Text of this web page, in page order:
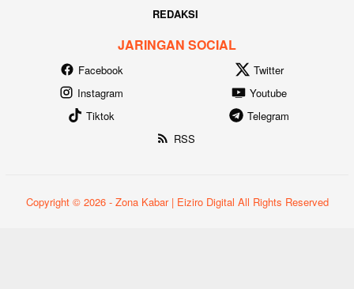
REDAKSI
JARINGAN SOCIAL
Facebook
Twitter
Instagram
Youtube
Tiktok
Telegram
RSS
Copyright © 2026 - Zona Kabar | Eiziro Digital All Rights Reserved